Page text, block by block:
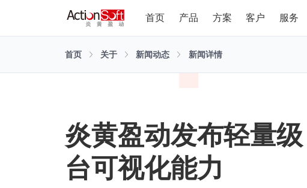
首页 产品 方案 客户 服务
首页 关于 新闻动态 新闻详情
炎黄盈动发布轻量
台可视化能力